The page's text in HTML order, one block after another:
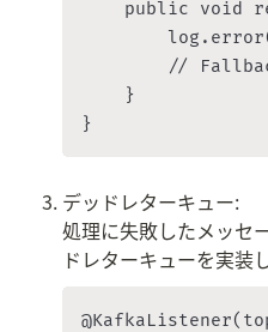
public void
//
    }
デッドレターキュー:
処理に失敗したメッセ
ドレターキューを実装